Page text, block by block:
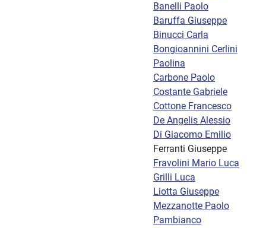
Banelli Paolo
Baruffa Giuseppe
Binucci Carla
Bongioannini Cerlini
Paolina
Carbone Paolo
Costante Gabriele
Cottone Francesco
De Angelis Alessio
Di Giacomo Emilio
Ferranti Giuseppe
Fravolini Mario Luca
Grilli Luca
Liotta Giuseppe
Mezzanotte Paolo
Pambianco